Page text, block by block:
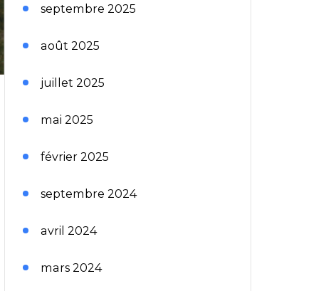
septembre 2025
août 2025
juillet 2025
mai 2025
février 2025
septembre 2024
avril 2024
mars 2024